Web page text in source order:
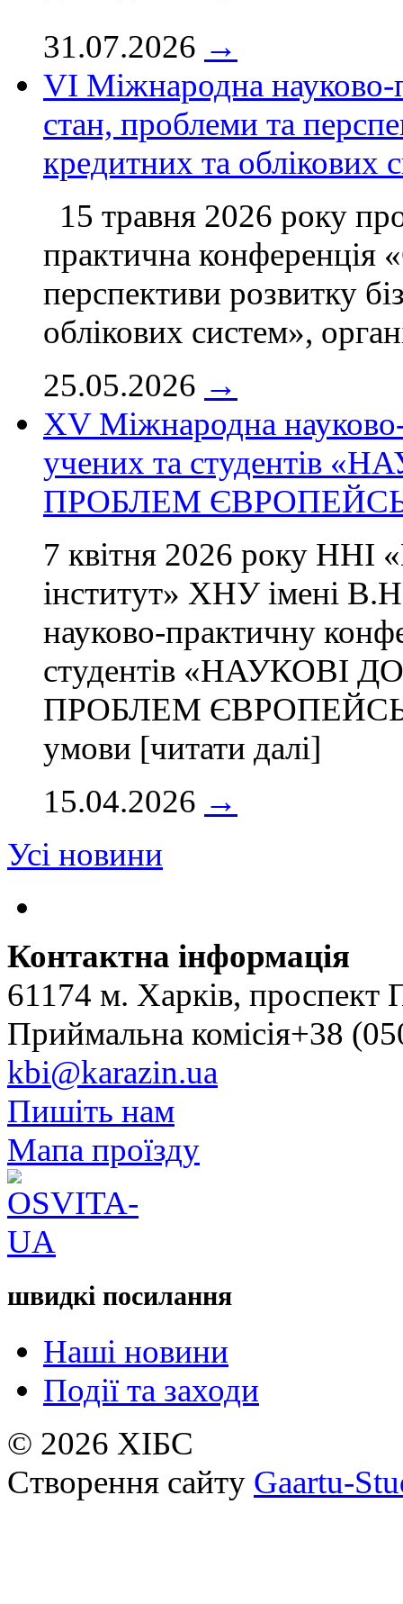
31.07.2026 →
VІ Міжнародна
стан, проблеми та
кредитних та облікових
15 травня 2026 року
практична конференція
перспективи розвитку
облікових систем»,
25.05.2026 →
ХV Міжнародна
учених та студентів
ПРОБЛЕМ
7 квітня 2026 року ННІ
інститут» ХНУ імені
науково-практичну
студентів «НАУКОВІ
ПРОБЛЕМ
умови [читати далі]
15.04.2026 →
Усі новини
Контактна інформація
61174 м. Харків, проспект
Приймальна комісія+38
kbi@karazin.ua
Пишіть нам
Мапа проїзду
швидкі посилання
Наші новини
Події та заходи
© 2026 ХІБС
Створення сайту Gaartu-